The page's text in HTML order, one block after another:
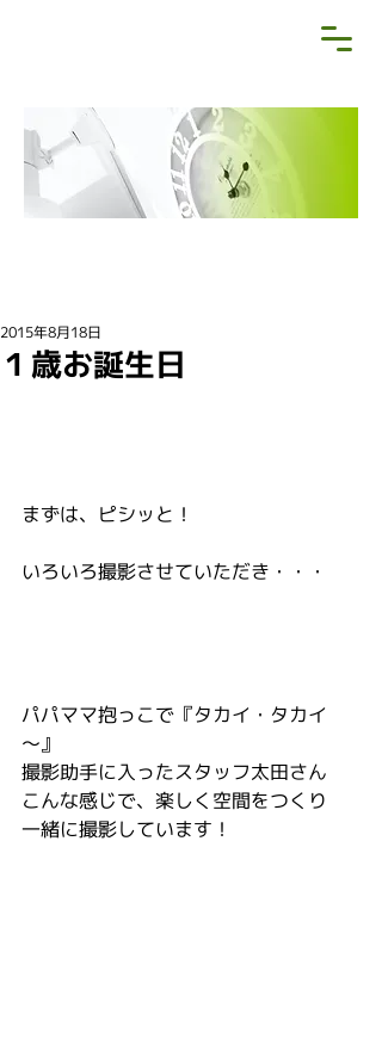
１歳お誕生日
2015年8月18日
まずは、ピシッと！
いろいろ撮影させていただき・・・
パパママ抱っこで『タカイ・タカイ
～』
撮影助手に入ったスタッフ太田さん
こんな感じで、楽しく空間をつくり
一緒に撮影しています！